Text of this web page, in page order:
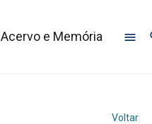
Acervo e Memória
Voltar